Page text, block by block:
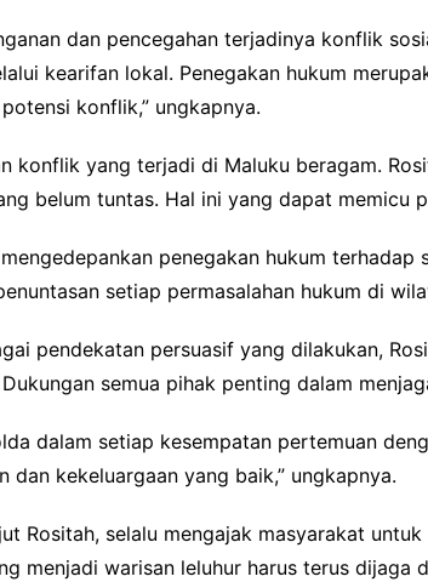
dan pencegahan terjadinya konflik
kearifan lokal. Penegakan hukum
konflik,” ungkapnya.
konflik yang terjadi di Maluku beragam.
belum tuntas. Hal ini yang dapat memicu
mengedepankan penegakan hukum
setiap permasalahan hukum di
pendekatan persuasif yang dilakukan,
semua pihak penting dalam
dalam setiap kesempatan pertemuan
dan kekeluargaan yang baik,” ungkapnya.
Rositah, selalu mengajak masyarakat
menjadi warisan leluhur harus terus dijaga